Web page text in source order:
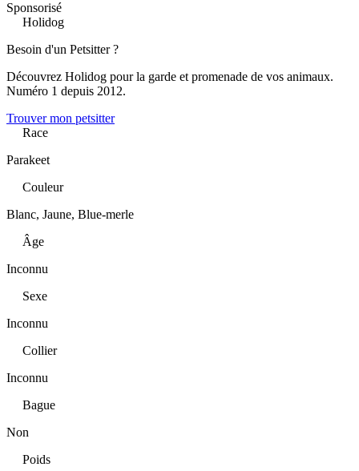
Sponsorisé
Holidog
Besoin d'un Petsitter ?
Découvrez Holidog pour la garde et promenade de vos animaux.
Numéro 1 depuis 2012.
Trouver mon petsitter
Race
Parakeet
Couleur
Blanc, Jaune, Blue-merle
Âge
Inconnu
Sexe
Inconnu
Collier
Inconnu
Bague
Non
Poids